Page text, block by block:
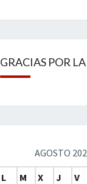
GRACIAS POR
AGOSTO
L
M X J V